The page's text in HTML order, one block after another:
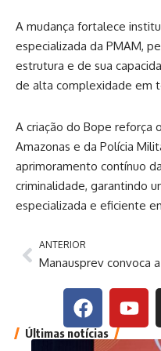
A mudança fortalece
especializada da PMAM,
estrutura e de sua
de alta complexidade em
A criação do Bope reforça
Amazonas e da Polícia
aprimoramento contínuo
criminalidade, garantindo
especializada e eficiente
ANTERIOR
Últimas notícias